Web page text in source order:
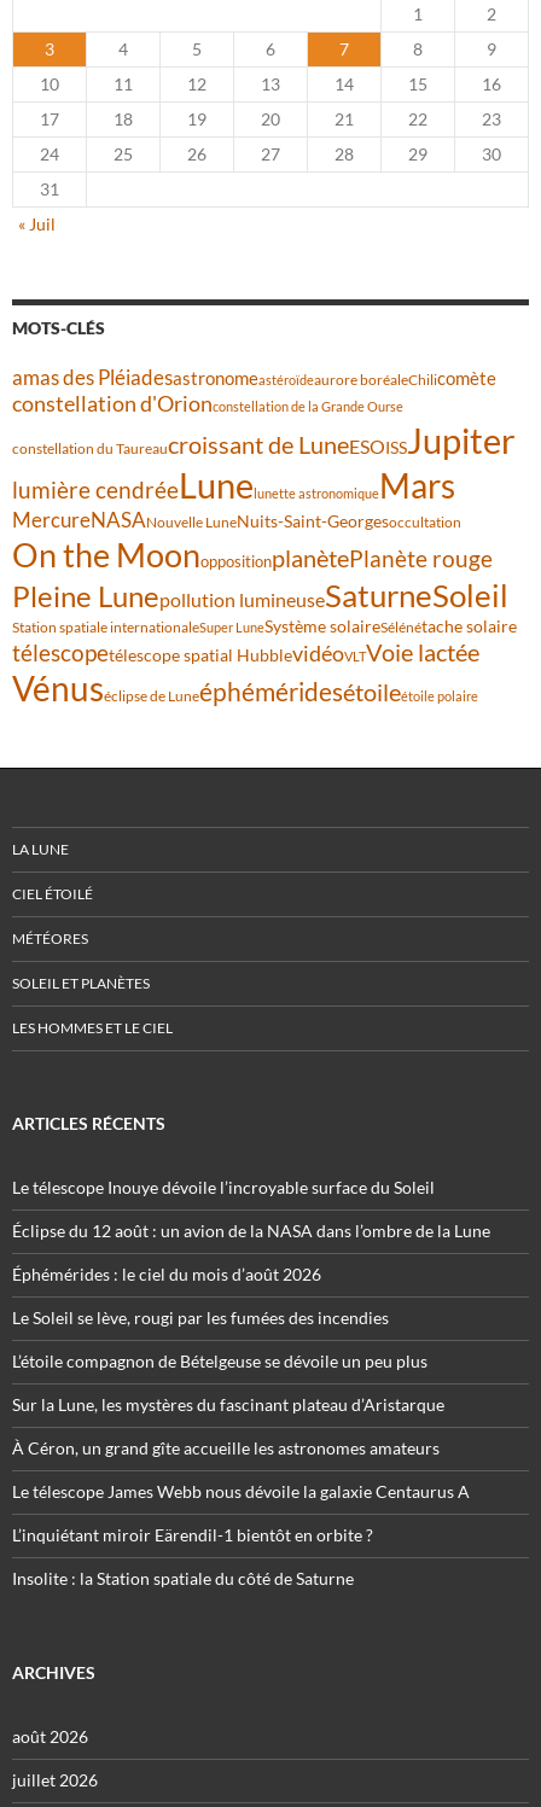
1
2
3
4 5 6 7 8
9
10
11 12 13 14 15
16
17
18 19 20 21 22
23
24
25 26 27 28 29
30
31
« Juil
MOTS-CLÉS
amas des Pléiadesastronomeastéroïdeaurore boréaleChilicomète
constellation d'Orionconstellation de la Grande Ourse
constellation du Taureaucroissant de LuneESOISSJupiter
lumière cendréeLune lunette astronomiqueMars
MercureNASANouvelle LuneNuits-Saint-Georgesoccultation
On the MoonoppositionplanètePlanète rouge
Pleine Lunepollution lumineuseSaturneSoleil
Station spatiale internationaleSuper LuneSystème solaireSélénétache solaire
télescopetélescope spatial HubblevidéoVLTVoie lactée
Vénuséclipse de Luneéphéméridesétoileétoile polaire
LA LUNE
CIEL ÉTOILÉ
MÉTÉORES
SOLEIL ET PLANÈTES
LES HOMMES ET LE CIEL
ARTICLES RÉCENTS
Le télescope Inouye dévoile l’incroyable surface du Soleil
Éclipse du 12 août : un avion de la NASA dans l’ombre de la Lune
Éphémérides : le ciel du mois d’août 2026
Le Soleil se lève, rougi par les fumées des incendies
L’étoile compagnon de Bételgeuse se dévoile un peu plus
Sur la Lune, les mystères du fascinant plateau d’Aristarque
À Céron, un grand gîte accueille les astronomes amateurs
Le télescope James Webb nous dévoile la galaxie Centaurus A
L’inquiétant miroir Eärendil-1 bientôt en orbite ?
Insolite : la Station spatiale du côté de Saturne
ARCHIVES
août 2026
juillet 2026